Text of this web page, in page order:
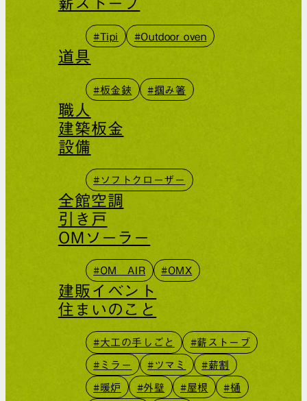
#Tipi #Outdoor oven
道具
#板金鋏 #掴み箸
職人
建築板金
設備
#ソフトクローザー
全館空調
引き戸
OMソーラー
#OM AIR #OMX
建販イベント
住まいのこと
#大工の手しごと #薪ストーブ
#ミラー #ツマミ #薪割
#暖炉 #外壁 #屋根 #樋